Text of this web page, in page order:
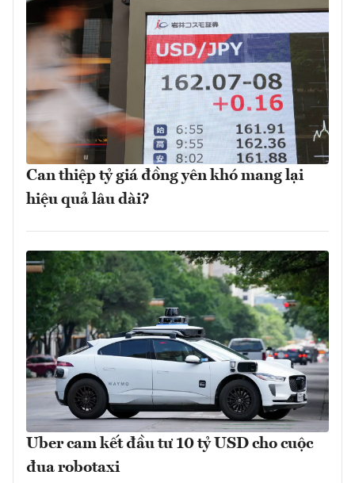
Can thiệp tỷ giá đồng yên khó mang lại
hiệu quả lâu dài?
Uber cam kết đầu tư 10 tỷ USD cho cuộc
đua robotaxi